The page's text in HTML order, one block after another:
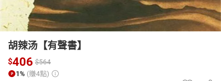
胡辣汤【有聲書】
$406 $564
1% (賺4點)